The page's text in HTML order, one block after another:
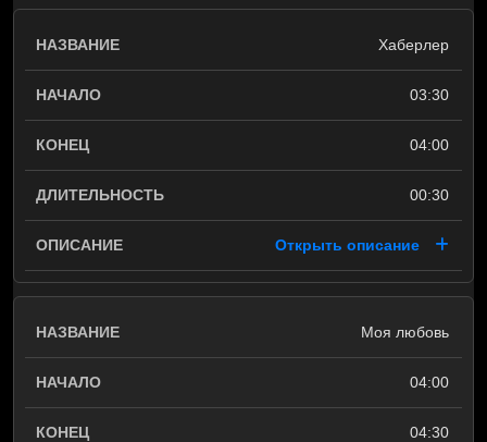
Хаберлер
03:30
04:00
00:30
Открыть описание
Моя любовь
04:00
04:30